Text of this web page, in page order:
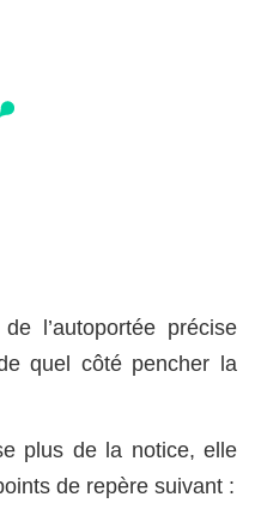
l’autoportée précise
quel côté pencher la
plus de la notice, elle
de repère suivant :